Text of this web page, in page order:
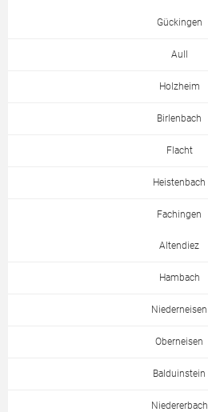
Gückingen
Aull
Holzheim
Birlenbach
Flacht
Heistenbach
Fachingen
Altendiez
Hambach
Niederneisen
Oberneisen
Balduinstein
Niedererbach